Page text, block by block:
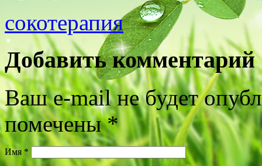
сокотерапия
Добавить комментарий
Ваш e-mail не будет
помечены*
Имя *